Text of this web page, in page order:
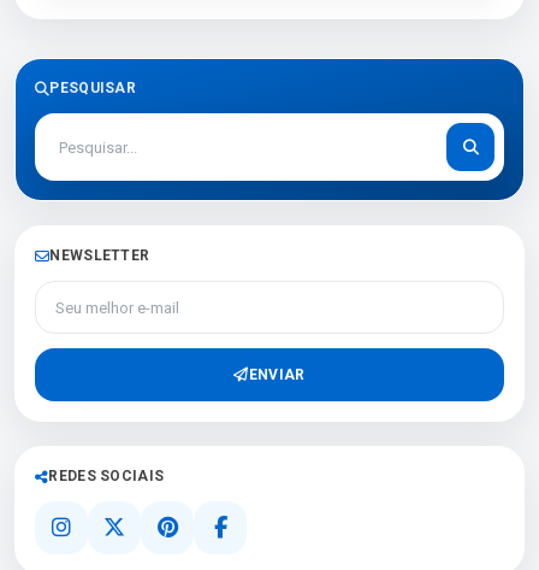
PESQUISAR
NEWSLETTER
Seu melhor e-mail
ENVIAR
REDES SOCIAIS